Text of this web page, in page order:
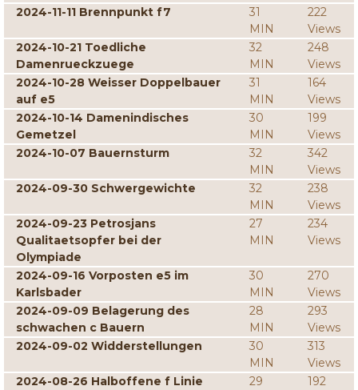
2024-11-11 Brennpunkt f7
31
MIN
222
Views
2024-10-21 Toedliche
Damenrueckzuege
32
MIN
248
Views
2024-10-28 Weisser Doppelbauer
auf e5
31
MIN
164
Views
2024-10-14 Damenindisches
Gemetzel
30
MIN
199
Views
2024-10-07 Bauernsturm
32
MIN
342
Views
2024-09-30 Schwergewichte
32
MIN
238
Views
2024-09-23 Petrosjans
Qualitaetsopfer bei der
Olympiade
27
MIN
234
Views
2024-09-16 Vorposten e5 im
Karlsbader
30
MIN
270
Views
2024-09-09 Belagerung des
schwachen c Bauern
28
MIN
293
Views
2024-09-02 Widderstellungen
30
MIN
313
Views
2024-08-26 Halboffene f Linie
29
192